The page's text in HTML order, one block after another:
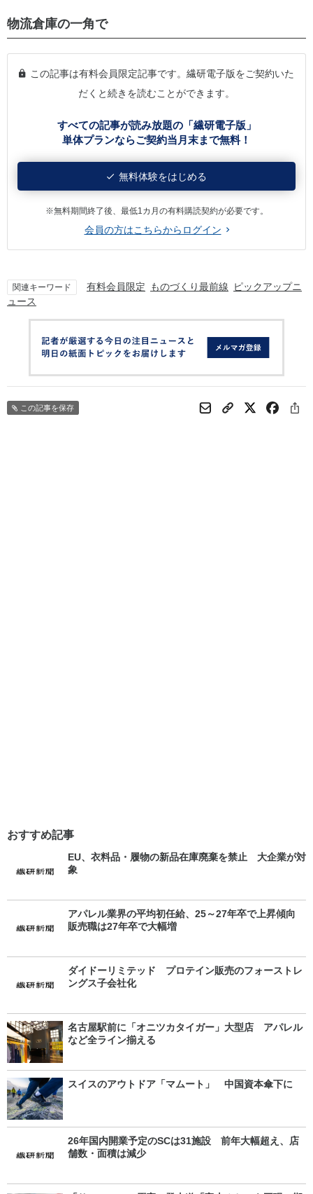
物流倉庫の一角で
この記事は有料会員限定記事です。繊研電子版をご契約いた
だくと続きを読むことができます。
すべての記事が読み放題の「繊研電子版」
単体プランならご契約当月末まで無料！
無料体験をはじめる
※無料期間終了後、最低1カ月の有料購読契約が必要です。
会員の方はこちらからログイン
関連キーワード 有料会員限定 ものづくり最前線
ピックアップニ
ュース
この記事を保存
おすすめ記事
EU、衣料品・履物の新品在庫廃棄を禁止 大企業が対
象
アパレル業界の平均初任給、25～27年卒で上昇傾向
販売職は27年卒で大幅増
ダイドーリミテッド プロテイン販売のフォーストレ
ングス子会社化
名古屋駅前に「オニツカタイガー」大型店 アパレル
など全ライン揃える
スイスのアウトドア「マムート」 中国資本傘下に
26年国内開業予定のSCは31施設 前年大幅超え、店
舗数・面積は減少